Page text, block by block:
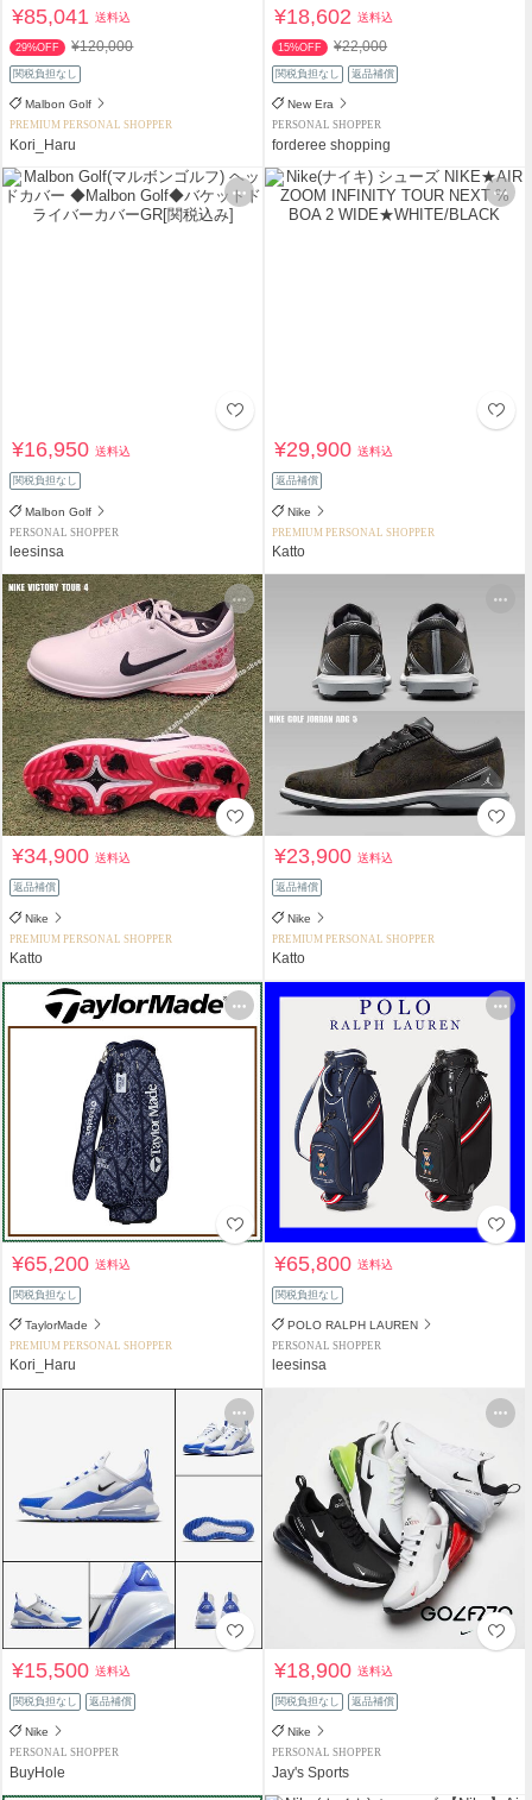
¥85,041送料込
29%OFF ¥120,000
関税負担なし
Malbon Golf
PREMIUM PERSONAL SHOPPER
Kori_Haru
¥18,602送料込
15%OFF ¥22,000
関税負担なし 返品補償
New Era
PERSONAL SHOPPER
forderee shopping
¥16,950送料込
関税負担なし
Malbon Golf
PERSONAL SHOPPER
leesinsa
¥29,900送料込
返品補償
Nike
PREMIUM PERSONAL SHOPPER
Katto
¥34,900送料込
返品補償
Nike
PREMIUM PERSONAL SHOPPER
Katto
¥23,900送料込
返品補償
Nike
PREMIUM PERSONAL SHOPPER
Katto
¥65,200送料込
関税負担なし
TaylorMade
PREMIUM PERSONAL SHOPPER
Kori_Haru
¥65,800送料込
関税負担なし
POLO RALPH LAUREN
PERSONAL SHOPPER
leesinsa
¥15,500送料込
関税負担なし 返品補償
Nike
PERSONAL SHOPPER
BuyHole
¥18,900送料込
関税負担なし 返品補償
Nike
PERSONAL SHOPPER
Jay's Sports